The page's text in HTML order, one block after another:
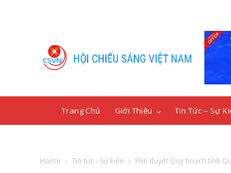
Trang Chủ Giới Thiệu Tin Tức – Sự
Home Tin tức - Sự kiện Phê duyệt Quy hoạch tỉnh